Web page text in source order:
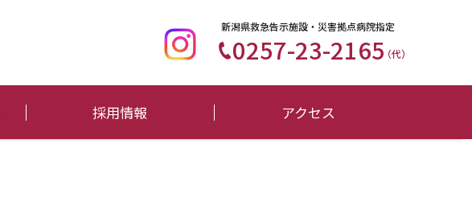
新潟県救急告示施設・災害拠点病院指定
0257-23-2165（代）
採用情報 アクセス